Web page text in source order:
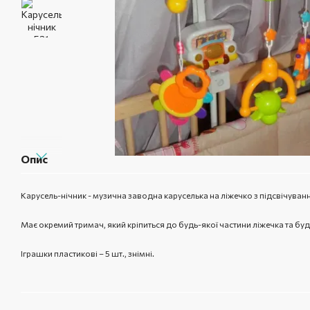
Опис
Карусель-нічник - музична заводна каруселька на ліжечко з
Має окремий тримач, який кріпиться до будь-якої частини ліжечка та
Іграшки пластикові – 5 шт., знімні.